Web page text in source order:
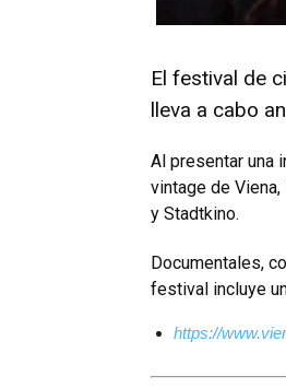
El festival de
lleva a cabo
Al presentar una
vintage de
y Stadtkino.
Documentales,
festival incluye
https://